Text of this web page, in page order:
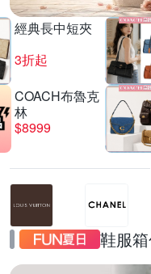
經典長中短夾
3折起
COACH布魯克
林
$8999
鞋服